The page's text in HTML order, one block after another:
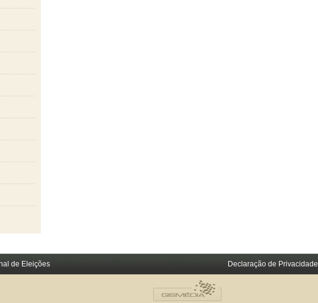
de Eleições Declaração de Privacidade